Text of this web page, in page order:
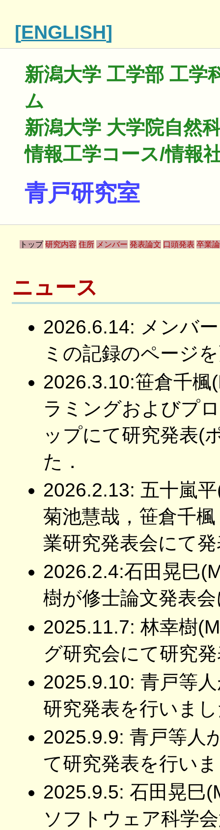
[ENGLISH]
新潟大学 工学部 工学
ム
新潟大学 大学院自然
情報工学コース/情報
青戸研究室
トップ 研究内容 住所 メンバー 発表論文 口頭発表 卒業
ニュース
2026.6.14: メンバ
ミの記録のページ
2026.3.10:笹倉千
ラミングおよびプ
ップにて研究発表(
た．
2026.2.13: 五十嵐
菊池慧哉，笹倉千
業研究発表会にて
2026.2.4:石田晃巳
樹が修士論文発表
2025.11.7: 林幸樹
グ研究会にて研究
2025.9.10: 青戸等
研究発表を行いま
2025.9.9: 青戸等人
て研究発表を行い
2025.9.5: 石田晃巳
ソフトウェア科学